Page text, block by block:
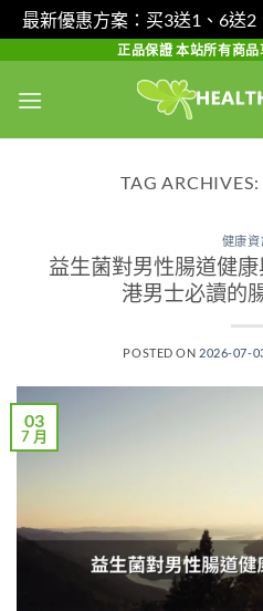
最新優惠方案：买3送1、6送2
content
正品保證 本站所有商
TAG ARCHIVES:
健康資
益生菌對男性腸道健
港男士必讀的
POSTED ON 2026-07-
03
7 月